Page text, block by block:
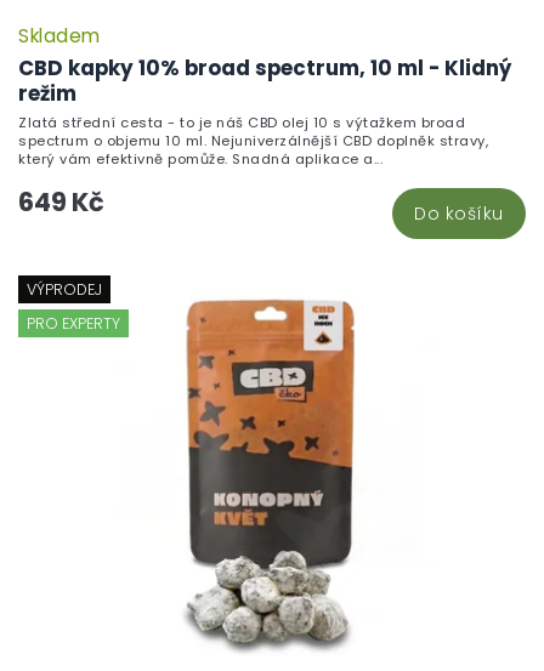
CBD kapky 10% broad spectrum, 10 ml - Klidný
režim
Skladem
649 Kč Do košíku
Zlatá střední cesta - to je náš CBD olej 10 s výtažkem broad
spectrum o objemu 10 ml. Nejuniverzálnější CBD doplněk stravy,
který vám efektivně pomůže. Snadná aplikace a...
VÝPRODEJ
PRO EXPERTY